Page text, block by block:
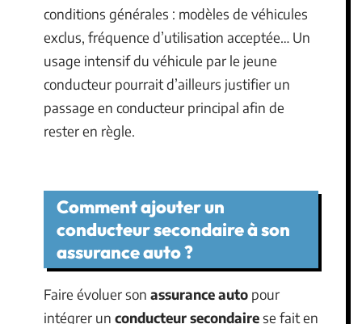
conditions générales : modèles de véhicules
exclus, fréquence d’utilisation acceptée… Un
usage intensif du véhicule par le jeune
conducteur pourrait d’ailleurs justifier un
passage en conducteur principal afin de
rester en règle.
Comment ajouter un
conducteur secondaire à son
assurance auto ?
Faire évoluer son assurance auto pour
intégrer un conducteur secondairese fait en